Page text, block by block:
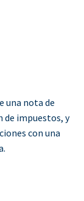
una nota de
de impuestos, y
con una